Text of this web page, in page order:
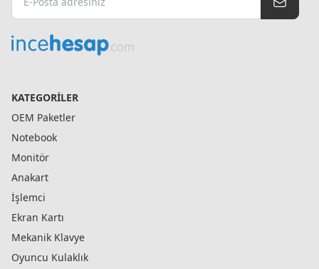
KATEGORILER
OEM Paketler
Notebook
Monitör
Anakart
İşlemci
Ekran Kartı
Mekanik Klavye
Oyuncu Kulaklık